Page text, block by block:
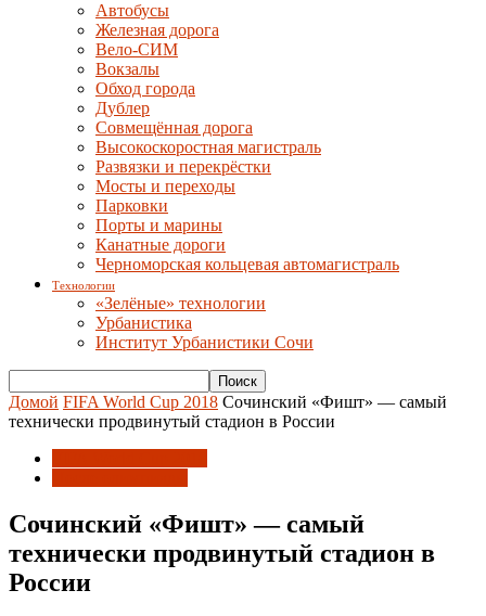
Автобусы
Железная дорога
Вело-СИМ
Вокзалы
Обход города
Дублер
Совмещённая дорога
Высокоскоростная магистраль
Развязки и перекрёстки
Мосты и переходы
Парковки
Порты и марины
Канатные дороги
Черноморская кольцевая автомагистраль
Технологии
«Зелёные» технологии
Урбанистика
Институт Урбанистики Сочи
Домой FIFA World Cup 2018 Сочинский «Фишт» — самый
технически продвинутый стадион в России
Сочинский «Фишт» — самый
технически продвинутый стадион в
России